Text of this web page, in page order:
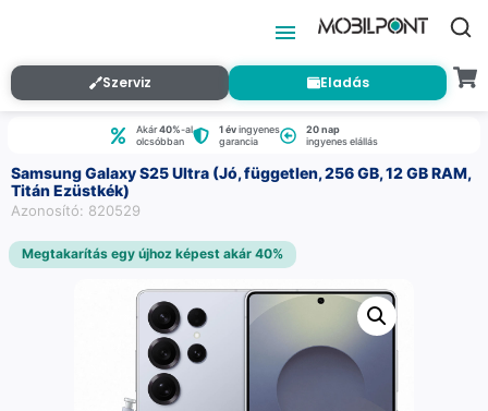
Szerviz Eladás
Akár40%-al
olcsóbban
1 évingyenes
garancia
20 nap
ingyenes elállás
Samsung Galaxy S25 Ultra (Jó, független, 256 GB, 12 GB RAM,
Titán Ezüstkék)
Azonosító: 820529
Megtakarítás egy újhoz képest akár 40%